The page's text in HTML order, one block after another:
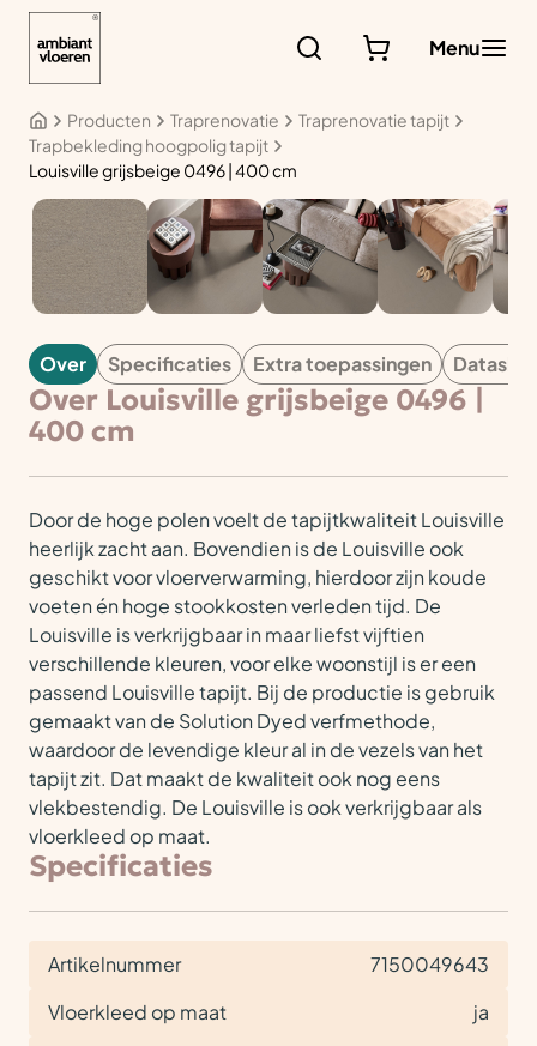
Menu
Producten Traprenovatie
Traprenovatie tapijt
Trapbekleding hoogpolig tapijt
Louisville grijsbeige 0496 | 400 cm
TAPIJT
Over Specificaties Extra toepassingen
Over Louisville grijsbeige 0496 |
400 cm
Door de hoge polen voelt de tapijtkwaliteit Louisville
heerlijk zacht aan. Bovendien is de Louisville ook
geschikt voor vloerverwarming, hierdoor zijn koude
voeten én hoge stookkosten verleden tijd. De
Louisville is verkrijgbaar in maar liefst vijftien
verschillende kleuren, voor elke woonstijl is er een
passend Louisville tapijt. Bij de productie is gebruik
gemaakt van de Solution Dyed verfmethode,
waardoor de levendige kleur al in de vezels van het
tapijt zit. Dat maakt de kwaliteit ook nog eens
vlekbestendig. De Louisville is ook verkrijgbaar als
vloerkleed op maat.
Specificaties
Artikelnummer
7150049643
Vloerkleed op maat
ja